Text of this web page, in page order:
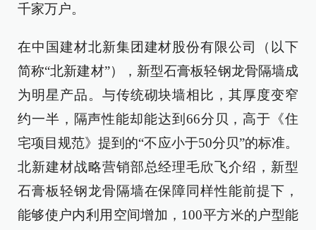
千家万户。
在中国建材北新集团建材股份有限公司（以下
简称“北新建材”），新型石膏板轻钢龙骨隔墙成
为明星产品。与传统砌块墙相比，其厚度变窄
约一半，隔声性能却能达到66分贝，高于《住
宅项目规范》提到的“不应小于50分贝”的标准。
北新建材战略营销部总经理毛欣飞介绍，新型
石膏板轻钢龙骨隔墙在保障同样性能前提下，
能够使户内利用空间增加，100平方米的户型能